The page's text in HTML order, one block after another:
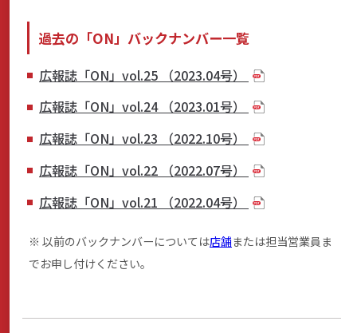
過去の「ON」バックナンバー一覧
広報誌「ON」vol.25 （2023.04号）
広報誌「ON」vol.24 （2023.01号）
広報誌「ON」vol.23 （2022.10号）
広報誌「ON」vol.22 （2022.07号）
広報誌「ON」vol.21 （2022.04号）
※ 以前のバックナンバーについては店舗または担当営業員ま
でお申し付けください。